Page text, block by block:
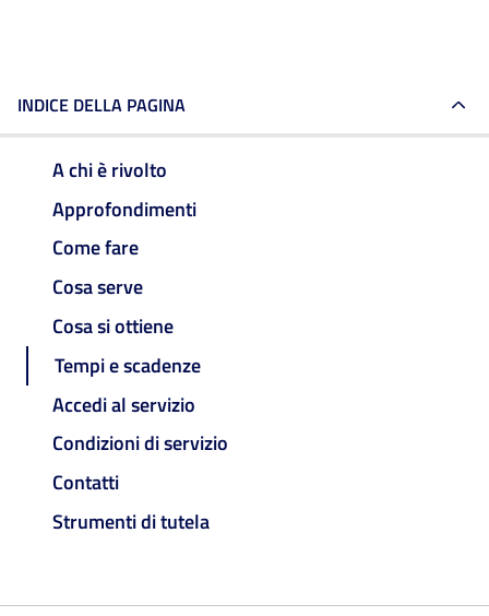
INDICE DELLA PAGINA
A chi è rivolto
Approfondimenti
Come fare
Cosa serve
Cosa si ottiene
Tempi e scadenze
Accedi al servizio
Condizioni di servizio
Contatti
Strumenti di tutela